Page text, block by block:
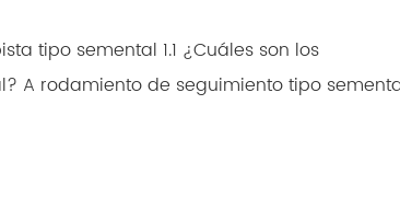
1.1 ¿Cuáles son los
,